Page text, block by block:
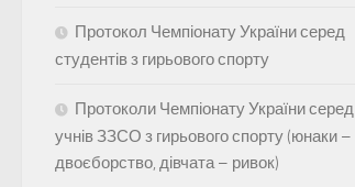
Протокол Чемпіонату України серед
студентів з гирьового спорту
Протоколи Чемпіонату України серед
учнів ЗЗСО з гирьового спорту (юнаки –
двоєборство, дівчата – ривок)